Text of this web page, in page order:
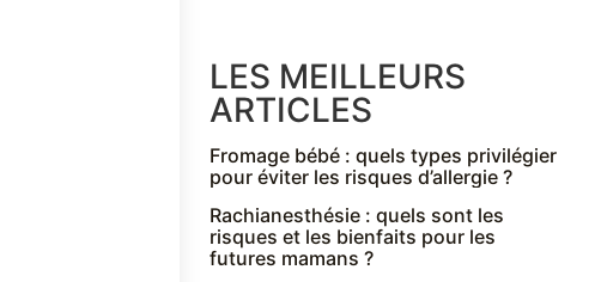
LES MEILLEURS
ARTICLES
Fromage bébé : quels types privilégier
pour éviter les risques d’allergie ?
Rachianesthésie : quels sont les
risques et les bienfaits pour les
futures mamans ?